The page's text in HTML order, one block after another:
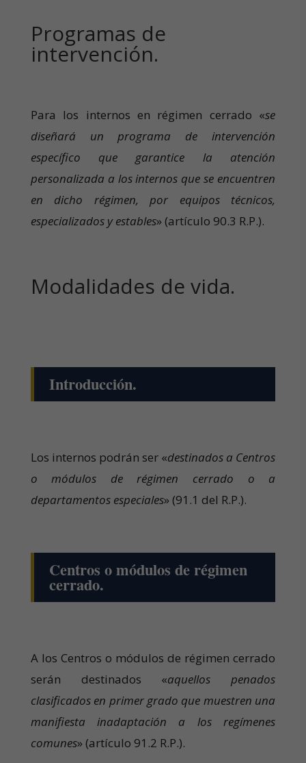
Programas de
intervención.
Para los internos en régimen cerrado «se
diseñará un programa de intervención
específico que garantice la atención
personalizada a los internos que se encuentren
en dicho régimen, por equipos técnicos,
especializados y estables» (artículo 90.3 R.P.).
Modalidades de vida.
Introducción.
Los internos podrán ser «destinados a Centros
o módulos de régimen cerrado o a
departamentos especiales» (91.1 del R.P.).
Centros o módulos de régimen
cerrado.
A los Centros o módulos de régimen cerrado
serán destinados «aquellos penados
clasificados en primer grado que muestren una
manifiesta inadaptación a los regímenes
comunes» (artículo 91.2 R.P.).